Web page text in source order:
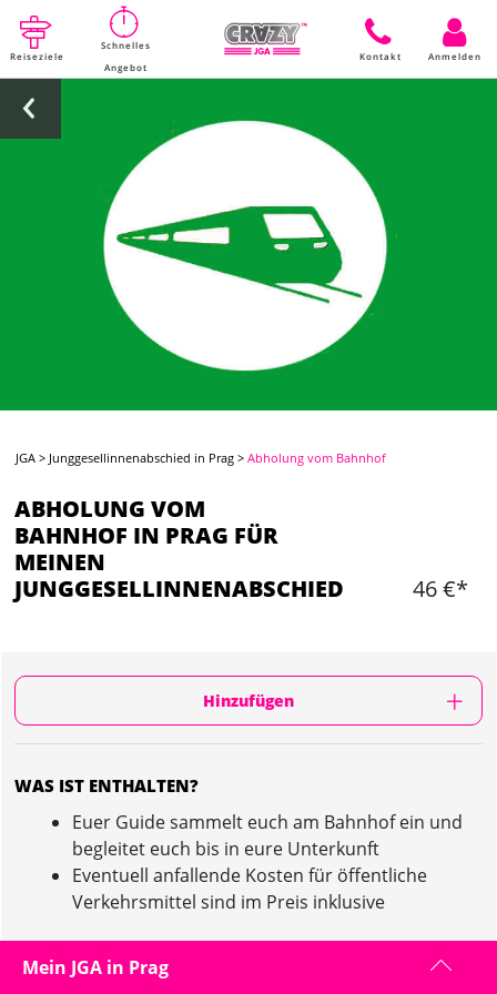
Reiseziele
Schnelles
Angebot
Kontakt Anmelden
JGA > Junggesellinnenabschied in Prag >Abholung vom Bahnhof
ABHOLUNG VOM
BAHNHOF IN PRAG FÜR
MEINEN
JUNGGESELLINNENABSCHIED
46 €*
Hinzufügen
WAS IST ENTHALTEN?
Euer Guide sammelt euch am Bahnhof ein und
begleitet euch bis in eure Unterkunft
Eventuell anfallende Kosten für öffentliche
Verkehrsmittel sind im Preis inklusive
Mein JGA in Prag